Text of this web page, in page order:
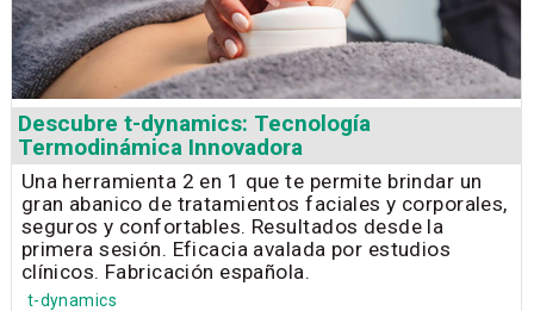
Descubre t-dynamics: Tecnología
Termodinámica Innovadora
Una herramienta 2 en 1 que te permite brindar un
gran abanico de tratamientos faciales y corporales,
seguros y confortables. Resultados desde la
primera sesión. Eficacia avalada por estudios
clínicos. Fabricación española.
t-dynamics